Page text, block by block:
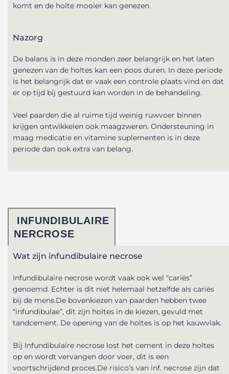
komt en de holte mooier kan genezen.
Nazorg
De balans is in deze monden zeer belangrijk en het laten
genezen van de holtes kan een poos duren. In deze periode
is het belangrijk dat er vaak een controle plaats vind en dat
er op tijd bij gestuurd kan worden in de behandeling.
Veel paarden die al ruime tijd weinig ruwvoer binnen
krijgen ontwikkelen ook maagzweren. Ondersteuning in
maag medicatie en vitamine suplementen is in deze
periode dan ook extra van belang.
INFUNDIBULAIRE
NERCROSE
Wat zijn infundibulaire necrose
Infundibulaire necrose wordt vaak ook wel “cariës”
genoemd. Echter is dit niet helemaal hetzelfde als cariës
bij de mens.De bovenkiezen van paarden hebben twee
“infundibulae”, dit zijn holtes in de kiezen, gevuld met
tandcement. De opening van de holtes is op het kauwvlak.
Bij Infundibulaire necrose lost het cement in deze holtes
op en wordt vervangen door voer, dit is een
voortschrijdend proces.De risico’s van inf. necrose zijn dat